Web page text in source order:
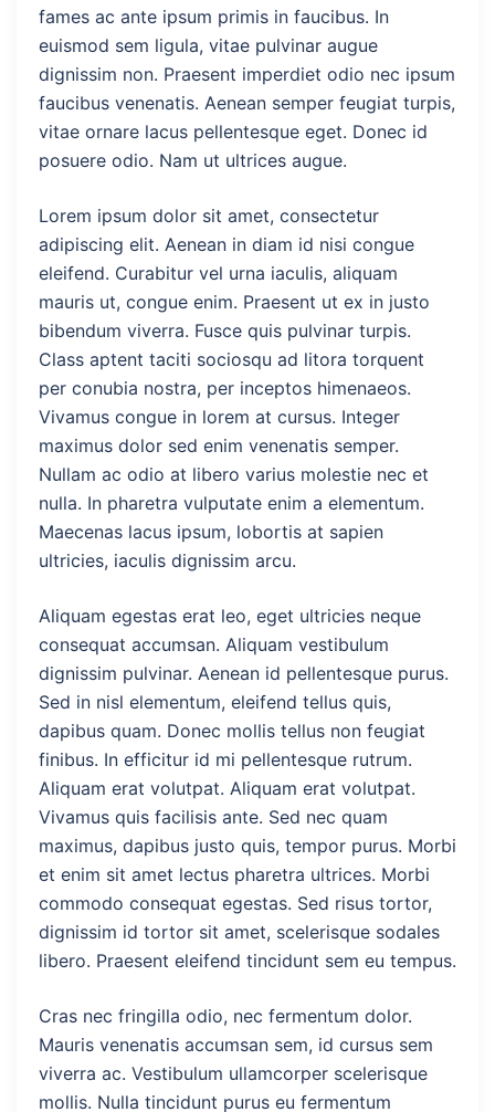
fames ac ante ipsum primis in faucibus. In
euismod sem ligula, vitae pulvinar augue
dignissim non. Praesent imperdiet odio nec ipsum
faucibus venenatis. Aenean semper feugiat turpis,
vitae ornare lacus pellentesque eget. Donec id
posuere odio. Nam ut ultrices augue.
Lorem ipsum dolor sit amet, consectetur
adipiscing elit. Aenean in diam id nisi congue
eleifend. Curabitur vel urna iaculis, aliquam
mauris ut, congue enim. Praesent ut ex in justo
bibendum viverra. Fusce quis pulvinar turpis.
Class aptent taciti sociosqu ad litora torquent
per conubia nostra, per inceptos himenaeos.
Vivamus congue in lorem at cursus. Integer
maximus dolor sed enim venenatis semper.
Nullam ac odio at libero varius molestie nec et
nulla. In pharetra vulputate enim a elementum.
Maecenas lacus ipsum, lobortis at sapien
ultricies, iaculis dignissim arcu.
Aliquam egestas erat leo, eget ultricies neque
consequat accumsan. Aliquam vestibulum
dignissim pulvinar. Aenean id pellentesque purus.
Sed in nisl elementum, eleifend tellus quis,
dapibus quam. Donec mollis tellus non feugiat
finibus. In efficitur id mi pellentesque rutrum.
Aliquam erat volutpat. Aliquam erat volutpat.
Vivamus quis facilisis ante. Sed nec quam
maximus, dapibus justo quis, tempor purus. Morbi
et enim sit amet lectus pharetra ultrices. Morbi
commodo consequat egestas. Sed risus tortor,
dignissim id tortor sit amet, scelerisque sodales
libero. Praesent eleifend tincidunt sem eu tempus.
Cras nec fringilla odio, nec fermentum dolor.
Mauris venenatis accumsan sem, id cursus sem
viverra ac. Vestibulum ullamcorper scelerisque
mollis. Nulla tincidunt purus eu fermentum